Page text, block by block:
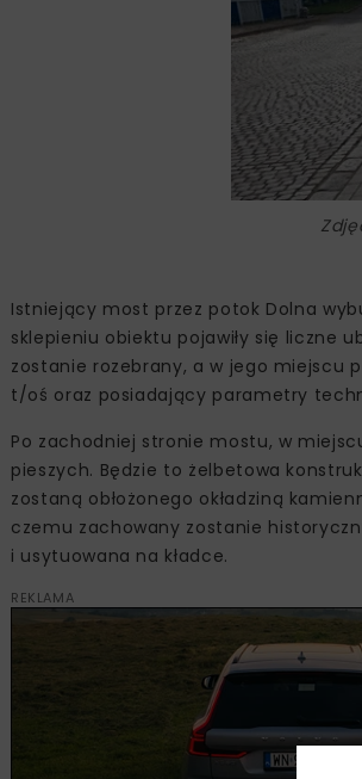
Istniejący most przez potok Dolna
sklepieniu obiektu pojawiły się liczne
zostanie rozebrany, a w jego miejscu
t/oś oraz posiadający parametry
Po zachodniej stronie mostu, w
pieszych. Będzie to żelbetowa
zostaną obłożonego okładziną
czemu zachowany zostanie
i usytuowana na kładce.
REKLAMA